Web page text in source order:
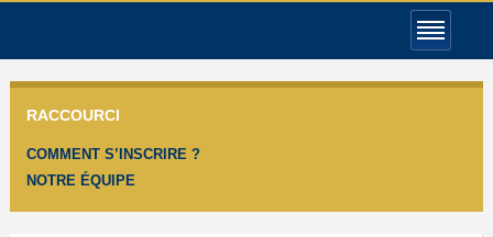
RACCOURCI
COMMENT S’INSCRIRE ?
NOTRE ÉQUIPE